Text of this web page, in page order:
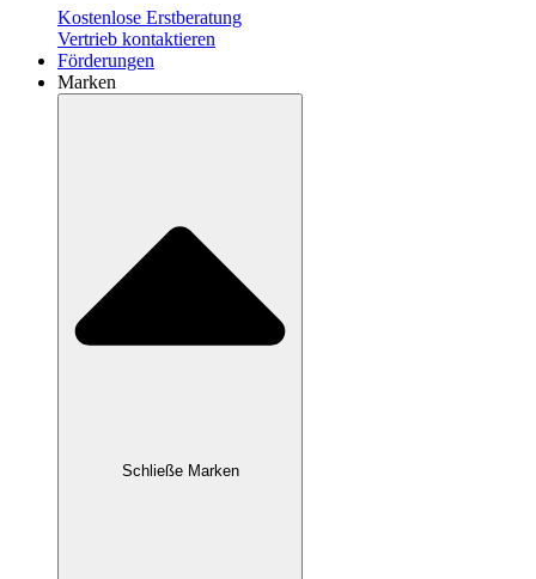
Kostenlose Erstberatung
Vertrieb kontaktieren
Förderungen
Marken
Schließe Marken